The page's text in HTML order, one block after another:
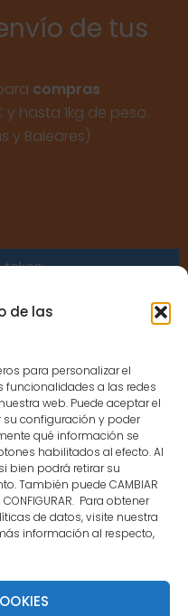
de las
para personalizar el
funcionalidades a las redes
web. Puede aceptar el
configuración y poder
qué información se
habilitados al efecto. Al
si bien podrá retirar su
También puede CAMBIAR
Para obtener
de datos, visite nuestra
información al respecto,
de tus
compras
y hasta 1kg de peso.
y Baleares)
token:
not allowed
a confirmed